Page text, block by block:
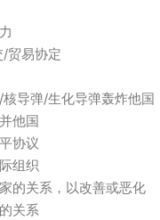
贸易协定
导弹/生化导弹轰炸他国
他国
协议
组织
的关系，以改善或恶化
关系